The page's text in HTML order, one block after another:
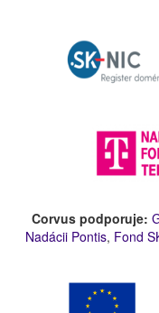
Corvus podporuje:
Nadácii Pontis, Fond